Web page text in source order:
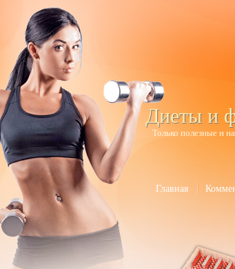
Диеты и
Только полезные и
Главная